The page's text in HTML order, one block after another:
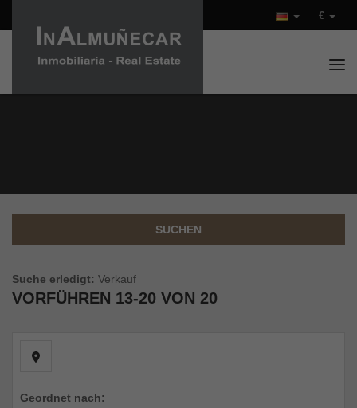
€
SUCHEN
Suche erledigt: Verkauf
VORFÜHREN 13-20 VON 20
Geordnet nach: